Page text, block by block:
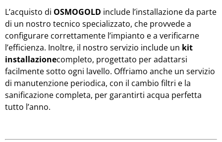
L’acquisto di OSMOGOLD include l’installazione da parte
di un nostro tecnico specializzato, che provvede a
configurare correttamente l’impianto e a verificarne
l’efficienza. Inoltre, il nostro servizio include un kit
installazionecompleto, progettato per adattarsi
facilmente sotto ogni lavello. Offriamo anche un servizio
di manutenzione periodica, con il cambio filtri e la
sanificazione completa, per garantirti acqua perfetta
tutto l’anno.